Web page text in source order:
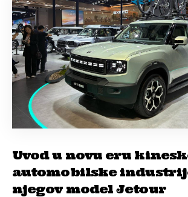
Uvod u novu eru
automobilske
njegov model Jetour